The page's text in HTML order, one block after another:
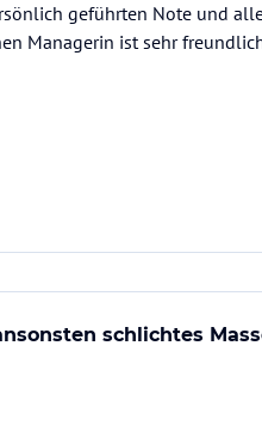
geführten Note und
Managerin ist sehr
schlichtes